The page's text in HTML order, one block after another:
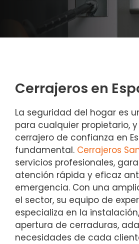
Cerrajeros en
La seguridad del hogar es
para cualquier propietario,
cerrajero de confianza en
fundamental. Cerrajeros
servicios profesionales,
atención rápida y eficaz
emergencia. Con una
el sector, su equipo de
especializa en la
apertura de cerraduras,
necesidades de cada